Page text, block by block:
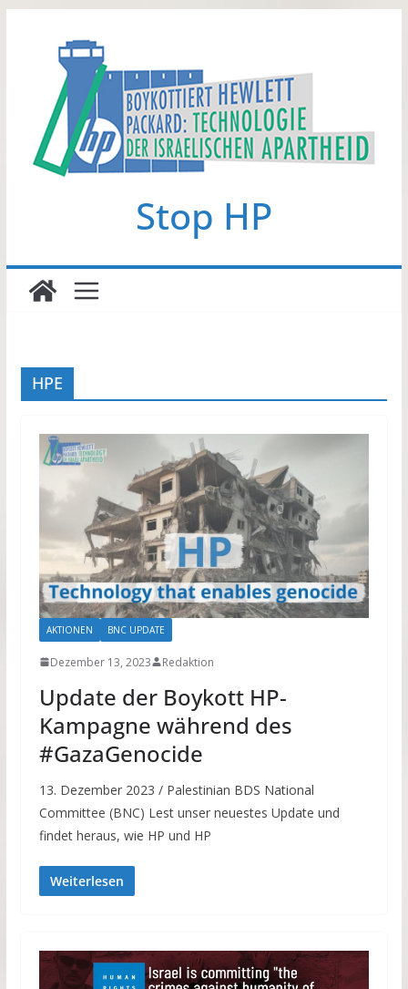
springen
Stop HP
HPE
AKTIONEN BNC UPDATE
Dezember 13, 2023 Redaktion
Update der Boykott HP-
Kampagne während des
#GazaGenocide
13. Dezember 2023 / Palestinian BDS National
Committee (BNC) Lest unser neuestes Update und
findet heraus, wie HP und HP
Weiterlesen